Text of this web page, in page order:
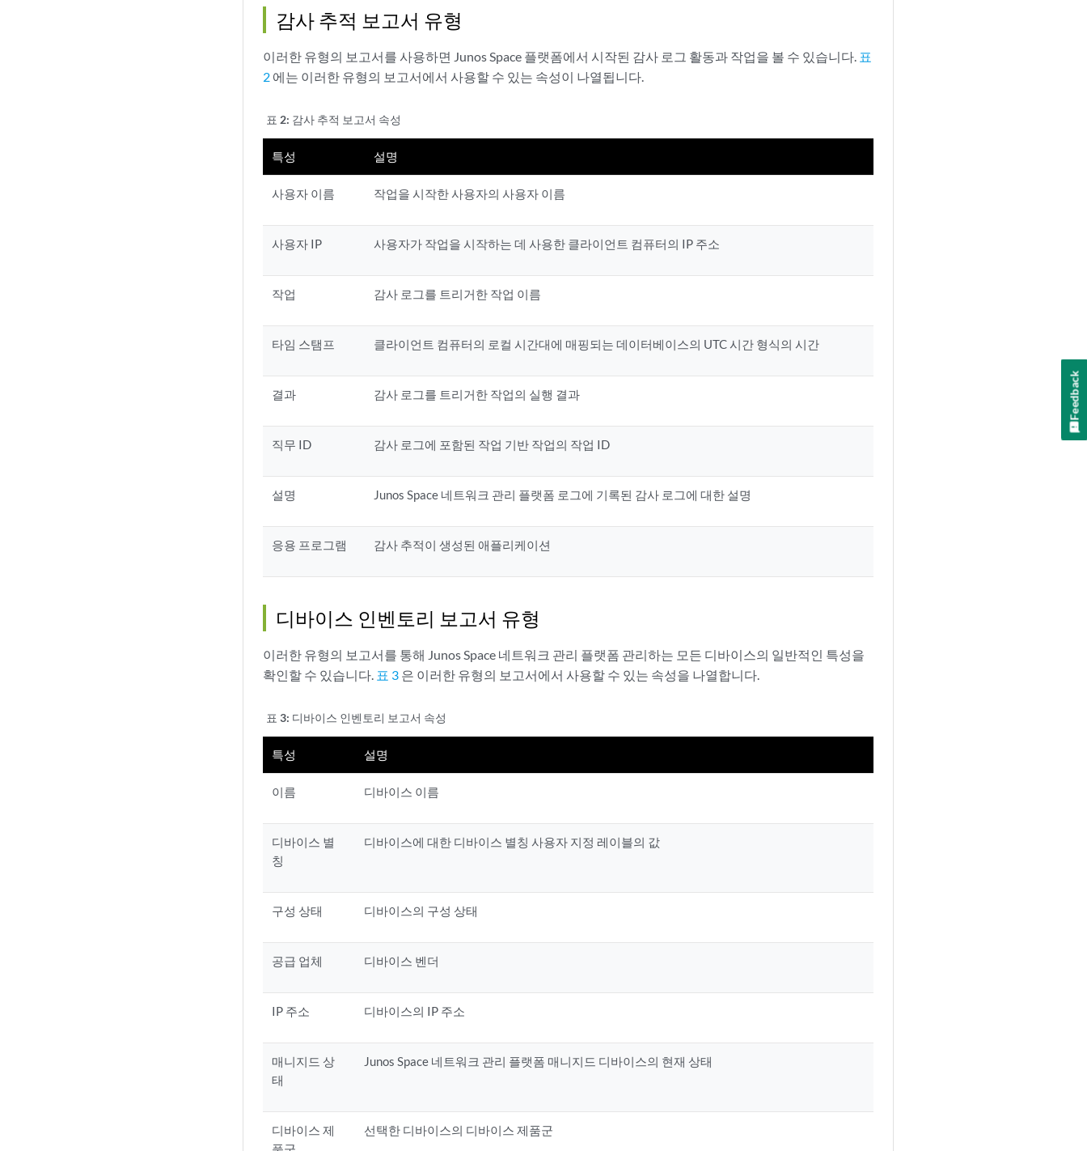
감사 추적 보고서 유형
이러한 유형의 보고서를 사용하면 Junos Space 플랫폼에서 시작된 감사 로그 활동과 작업을 볼 수 있습니다. 표
2 에는 이러한 유형의 보고서에서 사용할 수 있는 속성이 나열됩니다.
표 2: 감사 추적 보고서 속성
특성 설명
사용자 이름 작업을 시작한 사용자의 사용자 이름
사용자 IP 사용자가 작업을 시작하는 데 사용한 클라이언트 컴퓨터의 IP 주소
작업 감사 로그를 트리거한 작업 이름
타임 스탬프 클라이언트 컴퓨터의 로컬 시간대에 매핑되는 데이터베이스의 UTC 시간 형식의 시간
결과 감사 로그를 트리거한 작업의 실행 결과
직무 ID 감사 로그에 포함된 작업 기반 작업의 작업 ID
설명 Junos Space 네트워크 관리 플랫폼 로그에 기록된 감사 로그에 대한 설명
응용 프로그램 감사 추적이 생성된 애플리케이션
디바이스 인벤토리 보고서 유형
이러한 유형의 보고서를 통해 Junos Space 네트워크 관리 플랫폼 관리하는 모든 디바이스의 일반적인 특성을
확인할 수 있습니다. 표 3 은 이러한 유형의 보고서에서 사용할 수 있는 속성을 나열합니다.
표 3: 디바이스 인벤토리 보고서 속성
특성 설명
이름 디바이스 이름
디바이스 별
칭
디바이스에 대한 디바이스 별칭 사용자 지정 레이블의 값
구성 상태 디바이스의 구성 상태
공급 업체 디바이스 벤더
IP 주소 디바이스의 IP 주소
매니지드 상
태
Junos Space 네트워크 관리 플랫폼 매니지드 디바이스의 현재 상태
디바이스 제
선택한 디바이스의 디바이스 제품군
Feedback